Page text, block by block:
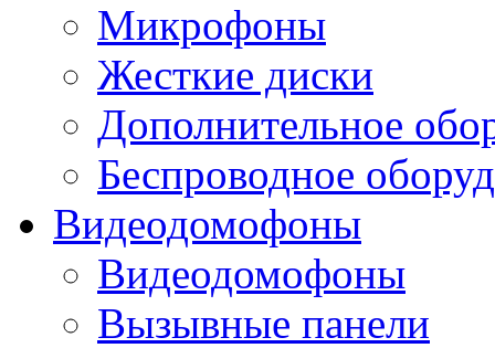
Микрофоны
Жесткие диски
Дополнительное
Беспроводное
Видеодомофоны
Видеодомофоны
Вызывные панели